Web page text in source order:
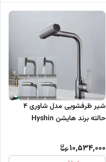
شیر ظرفشویی مدل شاوری 4
حالته برند هایشن Hyshin
10,534,000